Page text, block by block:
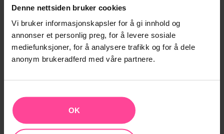
Denne nettsiden bruker cookies
Vi bruker informasjonskapsler for å gi innhold og
annonser et personlig preg, for å levere sosiale
mediefunksjoner, for å analysere trafikk og for å dele
anonym brukeradferd med våre partnere.
OK